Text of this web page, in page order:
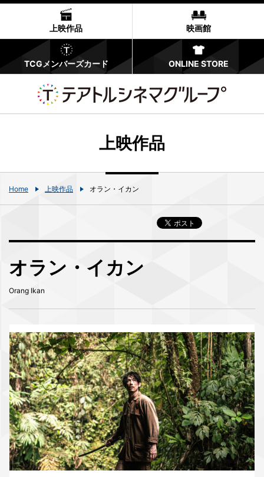
上映作品 映画館
TCGメンバーズカード ONLINE STORE
上映作品
Home 上映作品 オラン・イカン
オラン・イカン
Orang Ikan